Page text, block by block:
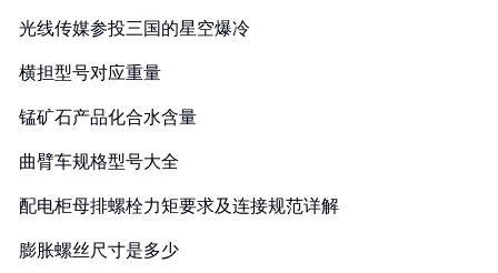
光线传媒参投三国的星空爆冷
横担型号对应重量
锰矿石产品化合水含量
曲臂车规格型号大全
配电柜母排螺栓力矩要求及连接规范详解
膨胀螺丝尺寸是多少